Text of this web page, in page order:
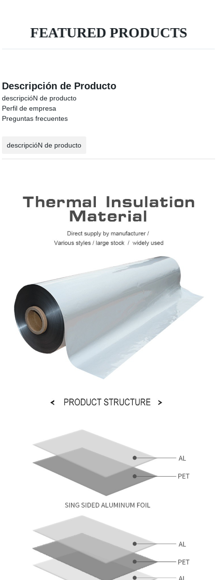
FEATURED PRODUCTS
Descripción de Producto
descripcióN de producto
Perfil de empresa
Preguntas frecuentes
descripcióN de producto